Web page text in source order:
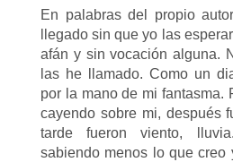
En palabras del propio
llegado sin que yo las
afán y sin vocación alguna.
las he llamado. Como un
por la mano de mi fantasma.
cayendo sobre mi, después
tarde fueron viento,
sabiendo menos lo que creo